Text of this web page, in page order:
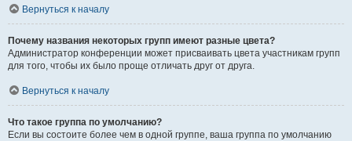
Вернуться к началу
Почему названия некоторых групп имеют разные цвета?
Администратор конференции может присваивать цвета участникам групп
для того, чтобы их было проще отличать друг от друга.
Вернуться к началу
Что такое группа по умолчанию?
Если вы состоите более чем в одной группе, ваша группа по умолчанию